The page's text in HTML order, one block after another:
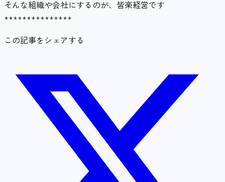
そんな組織や会社にするのが、皆楽経営です
***************
この記事をシェアする